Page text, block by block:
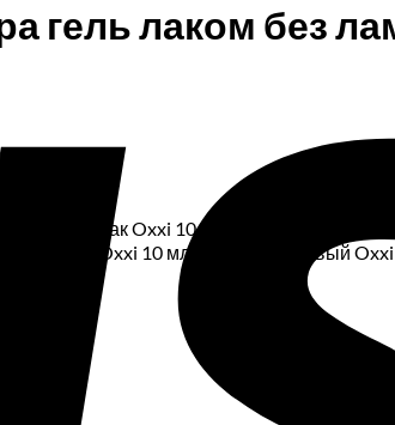
гель лаком без
1. Гель лак Oxxi 10 мл 2. Жидкость для
лака Oxxi 10 мл 5. Топ каучуковый